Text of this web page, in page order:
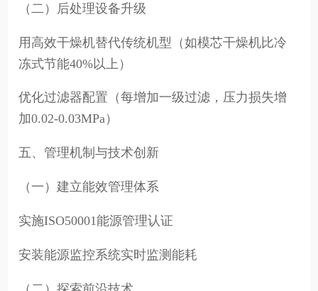
（二）后处理设备升级
用高效干燥机替代传统机型（如模芯干燥机比冷
冻式节能40%以上）
优化过滤器配置（每增加一级过滤，压力损失增
加0.02-0.03MPa）
五、管理机制与技术创新
（一）建立能效管理体系
实施ISO50001能源管理认证
安装能源监控系统实时监测能耗